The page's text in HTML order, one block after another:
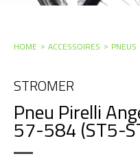
HOME ACCESSOIRES PNEUS
STROMER
Pneu Pirelli
57-584 (ST5-